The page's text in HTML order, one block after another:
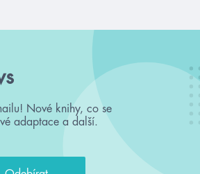
Nové knihy, co se
adaptace a další.